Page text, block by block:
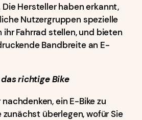
Hersteller haben erkannt,
Nutzergruppen spezielle
Fahrrad stellen, und bieten
Bandbreite an E-
richtige Bike
ein E-Bike zu
zunächst überlegen, wofür Sie